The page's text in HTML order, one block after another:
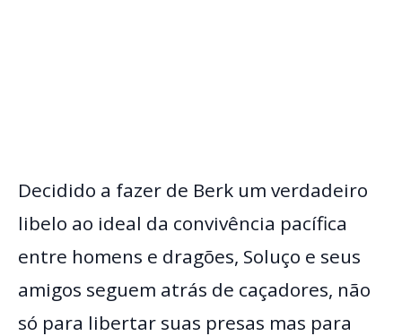
Decidido a fazer de Berk um verdadeiro
libelo ao ideal da convivência pacífica
entre homens e dragões, Soluço e seus
amigos seguem atrás de caçadores, não
só para libertar suas presas mas para